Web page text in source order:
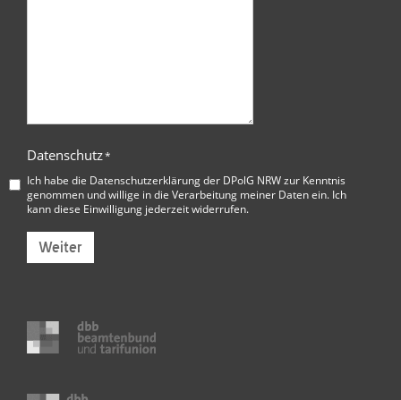
Datenschutz*
Ich habe die Datenschutzerklärung der DPolG NRWzur Kenntnis
genommen und willige in die Verarbeitung meiner Daten ein. Ich
kann diese Einwilligung jederzeit widerrufen.
Weiter